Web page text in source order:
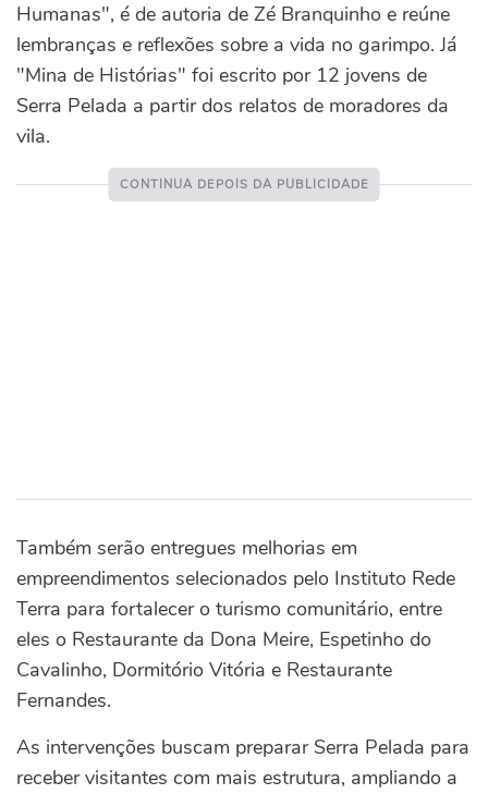
Humanas", é de autoria de Zé Branquinho e reúne
lembranças e reflexões sobre a vida no garimpo. Já
"Mina de Histórias" foi escrito por 12 jovens de
Serra Pelada a partir dos relatos de moradores da
vila.
Também serão entregues melhorias em
empreendimentos selecionados pelo Instituto Rede
Terra para fortalecer o turismo comunitário, entre
eles o Restaurante da Dona Meire, Espetinho do
Cavalinho, Dormitório Vitória e Restaurante
Fernandes.
As intervenções buscam preparar Serra Pelada para
receber visitantes com mais estrutura, ampliando a